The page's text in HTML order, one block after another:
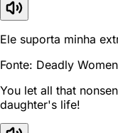
Ele suporta minha
Fonte: Deadly Women
You let all that
daughter's life!